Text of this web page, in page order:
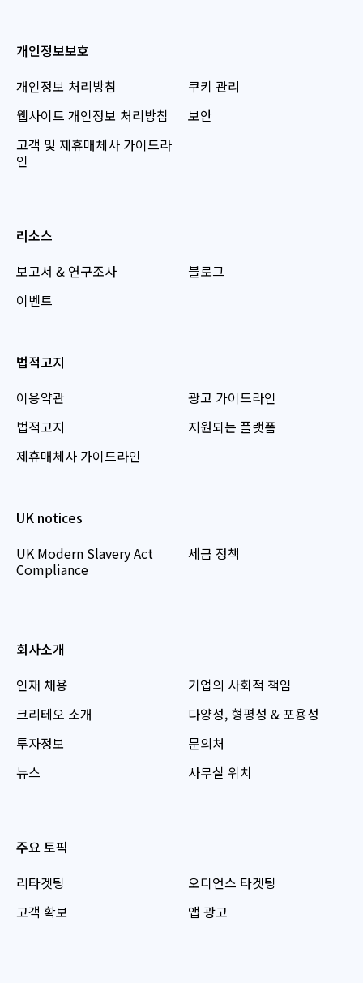
개인정보보호
개인정보 처리방침
웹사이트 개인정보 처리방침
고객 및 제휴매체사 가이드라
인
쿠키 관리
보안
리소스
보고서 & 연구조사
이벤트
블로그
법적고지
이용약관
법적고지
제휴매체사 가이드라인
광고 가이드라인
지원되는 플랫폼
UK notices
UK Modern Slavery Act
Compliance
세금 정책
회사소개
인재 채용
크리테오 소개
투자정보
뉴스
기업의 사회적 책임
다양성, 형평성 & 포용성
문의처
사무실 위치
주요 토픽
리타겟팅
고객 확보
오디언스 타겟팅
앱 광고